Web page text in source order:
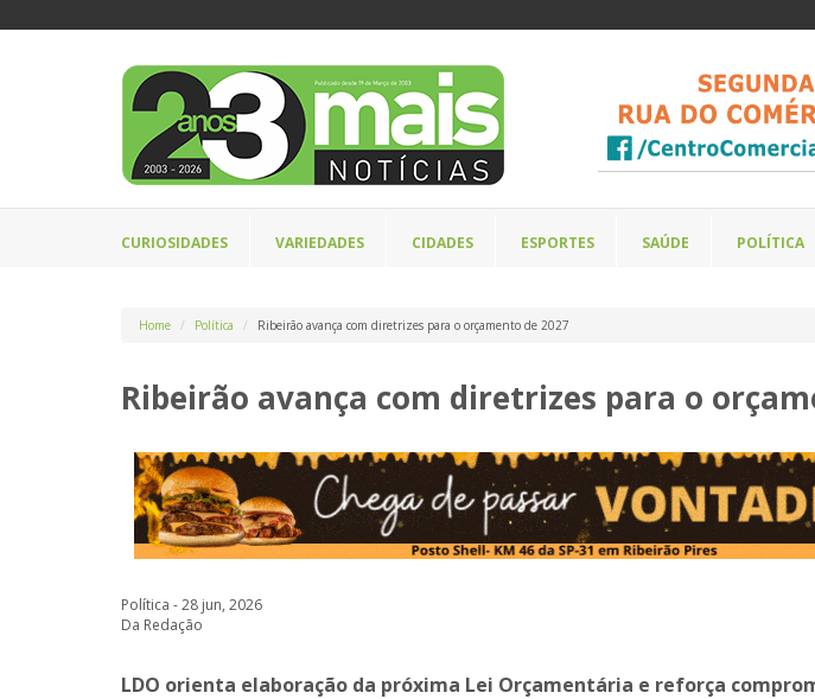
CURIOSIDADES VARIEDADES CIDADES ESPORTES SAÚDE POLÍTICA
Home Política Ribeirão avança com diretrizes para o orçamento de 2027
Ribeirão avança com diretrizes para o
Política - 28 jun, 2026
Da Redação
LDO orienta elaboração da próxima Lei Orçamentária e reforça